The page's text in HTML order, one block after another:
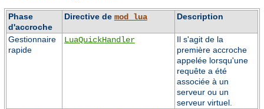
Phase
d'accroche
Directive de mod_lua Description
Gestionnaire
rapide
LuaQuickHandler
Il s'agit de la
première accroche
appelée lorsqu'une
requête a été
associée à un
serveur ou un
serveur virtuel.